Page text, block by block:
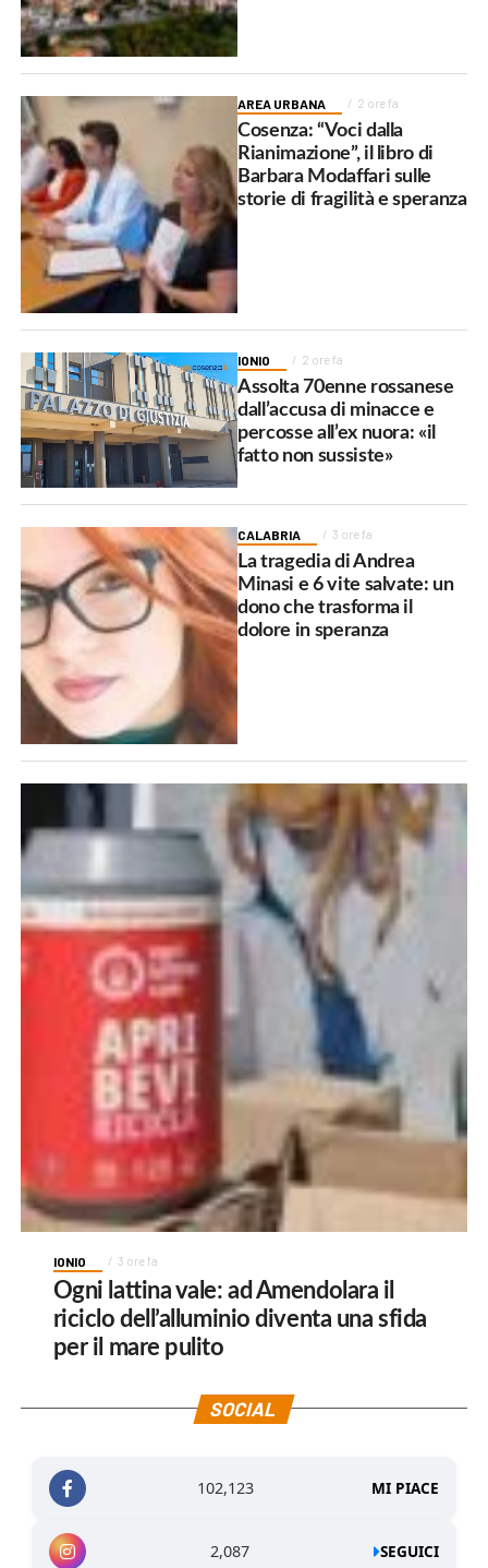
AREA URBANA 2 ore fa
Cosenza: “Voci dalla
Rianimazione”, il libro di
Barbara Modaffari sulle
storie di fragilità e speranza
IONIO 2 ore fa
Assolta 70enne rossanese
dall’accusa di minacce e
percosse all’ex nuora: «il
fatto non sussiste»
CALABRIA 3 ore fa
La tragedia di Andrea
Minasi e 6 vite salvate: un
dono che trasforma il
dolore in speranza
IONIO 3 ore fa
Ogni lattina vale: ad Amendolara il
riciclo dell’alluminio diventa una sfida
per il mare pulito
SOCIAL
102,123 MI PIACE
2,087 SEGUICI